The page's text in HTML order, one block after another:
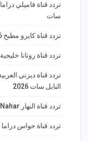
سات
تردد قناة كايرو مطبخ 2026 Cairo Matbakh على النايل سات
تردد قناة روتانا خليجية hd على النايل سات والعرب سات 2026
النايل سات 2026
تردد قناة النهار AL Nahar على النايل سات 2026
تردد قناة حواس دراما HAWAS TV على النايل سات 2026